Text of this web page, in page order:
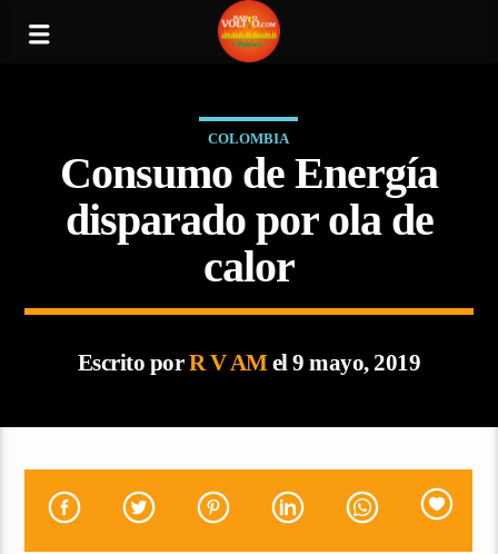
COLOMBIA
Consumo de Energía
disparado por ola de
calor
Escrito porR V AMel 9 mayo, 2019